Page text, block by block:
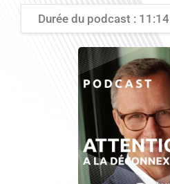
Durée du podcast : 11:14